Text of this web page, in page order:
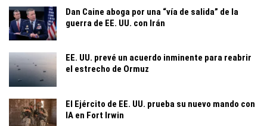
Dan Caine aboga por una “vía de salida” de la
guerra de EE. UU. con Irán
EE. UU. prevé un acuerdo inminente para reabrir
el estrecho de Ormuz
El Ejército de EE. UU. prueba su nuevo mando con
IA en Fort Irwin